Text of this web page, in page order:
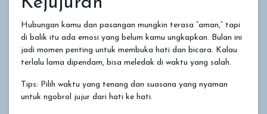
Hubungan kamu dan pasangan mungkin terasa “aman,” tapi
di balik itu ada emosi yang belum kamu ungkapkan. Bulan ini
jadi momen penting untuk membuka hati dan bicara. Kalau
terlalu lama dipendam, bisa meledak di waktu yang salah.
Tips: Pilih waktu yang tenang dan suasana yang nyaman
untuk ngobrol jujur dari hati ke hati.